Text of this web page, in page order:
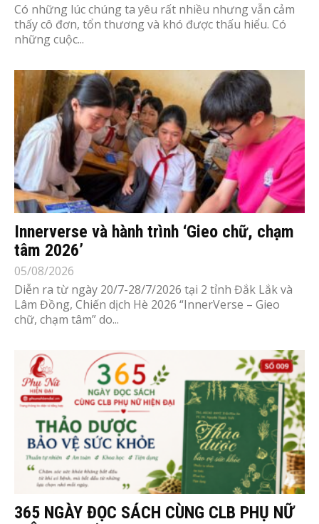
Có những lúc chúng ta yêu rất nhiều nhưng vẫn cảm
thấy cô đơn, tổn thương và khó được thấu hiểu. Có
những cuộc...
Innerverse và hành trình ‘Gieo chữ, chạm
tâm 2026’
05/08/2026
Diễn ra từ ngày 20/7-28/7/2026 tại 2 tỉnh Đắk Lắk và
Lâm Đồng, Chiến dịch Hè 2026 “InnerVerse – Gieo
chữ, chạm tâm” do...
365 NGÀY ĐỌC SÁCH CÙNG CLB PHỤ NỮ